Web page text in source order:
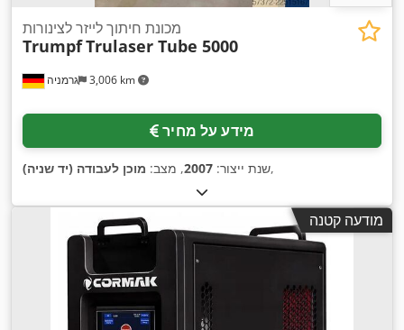
גרמניה 3,006 km
מכונת חיתוך לייזר לצינורות
TrumpfTrulaser Tube 5000
מידע על מחיר
שנת ייצור: 2007, מצב: מוכן לעבודה (יד שניה) ,
מודעה קטנה